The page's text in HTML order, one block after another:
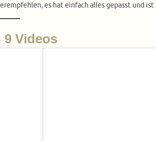
es hat einfach alles gepasst und
9 Videos